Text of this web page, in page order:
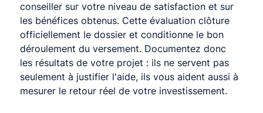
conseiller sur votre niveau de satisfaction et sur
les bénéfices obtenus. Cette évaluation clôture
officiellement le dossier et conditionne le bon
déroulement du versement. Documentez donc
les résultats de votre projet : ils ne servent pas
seulement à justifier l'aide, ils vous aident aussi à
mesurer le retour réel de votre investissement.